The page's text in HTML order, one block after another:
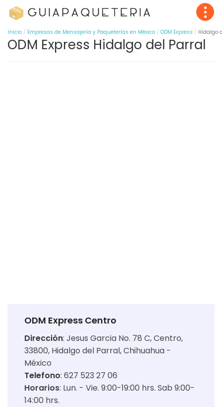
Inicio Empresas de Mensajería y Paqueterías en México ODM Express Hidalgo
ODM Express Hidalgo del Parral
ODM Express Centro
Dirección: Jesus Garcia No. 78 C, Centro,
33800, Hidalgo del Parral, Chihuahua -
México
Telefono: 627 523 27 06
Horarios: Lun. - Vie. 9:00-19:00 hrs. Sab 9:00-
14:00 hrs.